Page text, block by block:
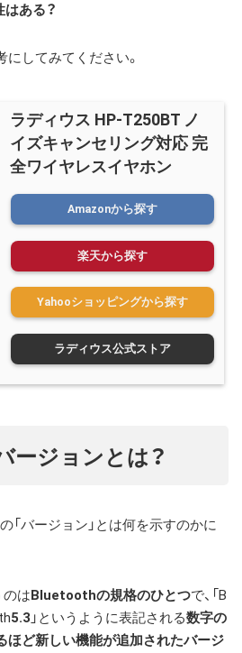
はある？
にしてみてください。
ラディウス HP-T250BT ノ
イズキャンセリング対応 完
全ワイヤレスイヤホン
ラディウス公式ストア
Amazonから探す
楽天から探す
Yahooショッピングから探す
ージョンとは？
「バージョン」とは何を示すのかに
のはBluetoothの規格のひとつで、「B
5.3 」というように表記される数字の
ほど新しい機能が追加されたバージ